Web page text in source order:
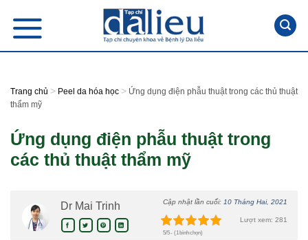
content
Trang chủ > Peel da hóa học > Ứng dụng điện phẫu thuật trong các thủ thuật
thẩm mỹ
Ứng dụng điện phẫu thuật trong
các thủ thuật thẩm mỹ
Dr Mai Trinh Cập nhật lần cuối: 10 Tháng Hai, 2021
5/5 - (1 bình chọn)
Lượt xem: 281